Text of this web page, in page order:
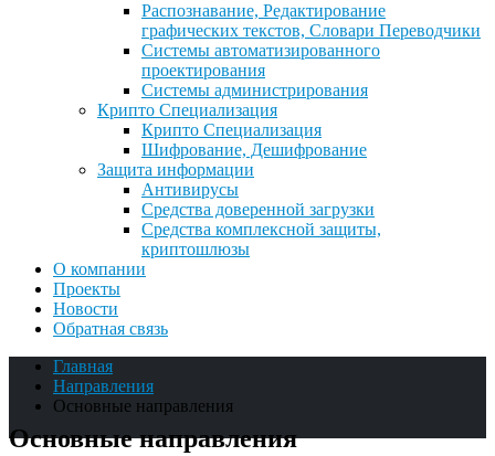
Распознавание, Редактирование
графических текстов, Словари Переводчики
Системы автоматизированного
проектирования
Системы администрирования
Крипто Специализация
Крипто Специализация
Шифрование, Дешифрование
Защита информации
Антивирусы
Средства доверенной загрузки
Средства комплексной защиты,
криптошлюзы
О компании
Проекты
Новости
Обратная связь
Главная
Направления
Основные направления
Основные направления